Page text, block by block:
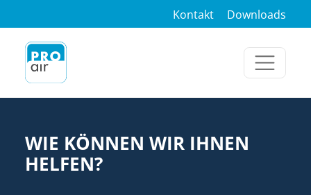
Kontakt Downloads
WIE KÖNNEN WIR IHNEN
HELFEN?